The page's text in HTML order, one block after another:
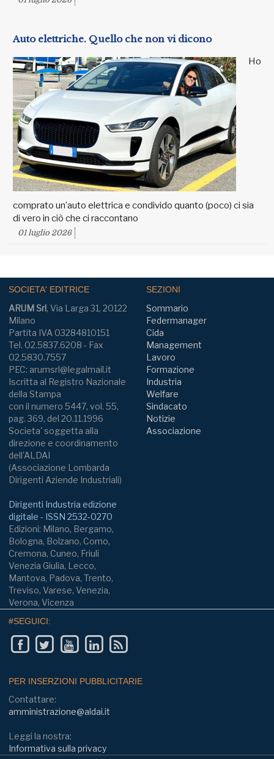
Auto elettriche. Quello che non vi dicono
Ho
comprato un’auto elettrica e condivido quanto (poco) ci sia
di vero in ciò che ci raccontano
01 luglio 2026
SOCIETA' EDITRICE
ARUM Srl, Via Larga 31, 20122
Milano
Partita IVA 03284810151
Tel. 02.5837.6208 - Fax
02.5830.7557
PEC: arumsrl@legalmail.it
Iscritta al Registro Nazionale
della Stampa
con il numero 5447, vol. 55,
pag. 369, del 20.11.1996
Societa' soggetta alla
direzione e coordinamento
dell'ALDAI
(Associazione Lombarda
Dirigenti Aziende Industriali)
Dirigenti Industria edizione
digitale - ISSN 2532-0270
Edizioni: Milano, Bergamo,
Bologna, Bolzano, Como,
Cremona, Cuneo, Friuli
Venezia Giulia, Lecco,
Mantova, Padova, Trento,
Treviso, Varese, Venezia,
Verona, Vicenza
SEZIONI
Sommario
Federmanager
Cida
Management
Lavoro
Formazione
Industria
Welfare
Sindacato
Notizie
Associazione
#SEGUICI:
PER INSERZIONI PUBBLICITARIE
Contattare:
amministrazione@aldai.it
Leggi la nostra:
Informativa sulla privacy